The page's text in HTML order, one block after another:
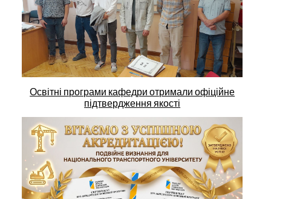
Освітні програми кафедри отримали офіційне
підтвердження якості